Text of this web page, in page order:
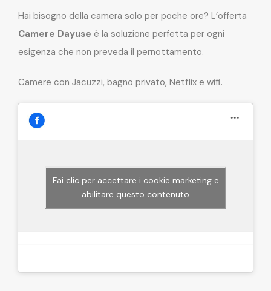
Hai bisogno della camera solo per poche ore? L’offerta
Camere Dayuse è la soluzione perfetta per ogni
esigenza che non preveda il pernottamento.
Camere con Jacuzzi, bagno privato, Netflix e wifi.
Fai clic per accettare i cookie marketing e
abilitare questo contenuto